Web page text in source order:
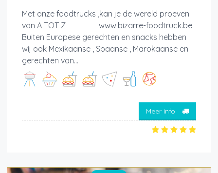
Met onze foodtrucks ,kan je de wereld proeven
van A TOT Z www.bizarre-foodtruck.be
Buiten Europese gerechten en snacks hebben
wij ook Mexikaanse , Spaanse , Marokaanse en
gerechten van...
Meer info